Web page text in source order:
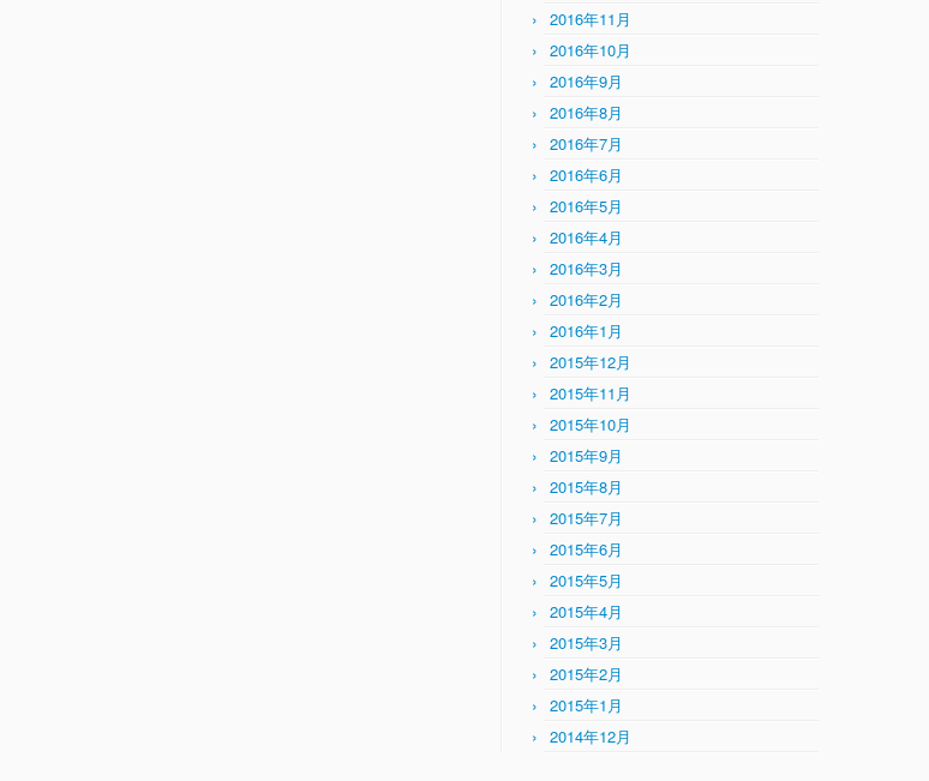
2016年11月
2016年10月
2016年9月
2016年8月
2016年7月
2016年6月
2016年5月
2016年4月
2016年3月
2016年2月
2016年1月
2015年12月
2015年11月
2015年10月
2015年9月
2015年8月
2015年7月
2015年6月
2015年5月
2015年4月
2015年3月
2015年2月
2015年1月
2014年12月